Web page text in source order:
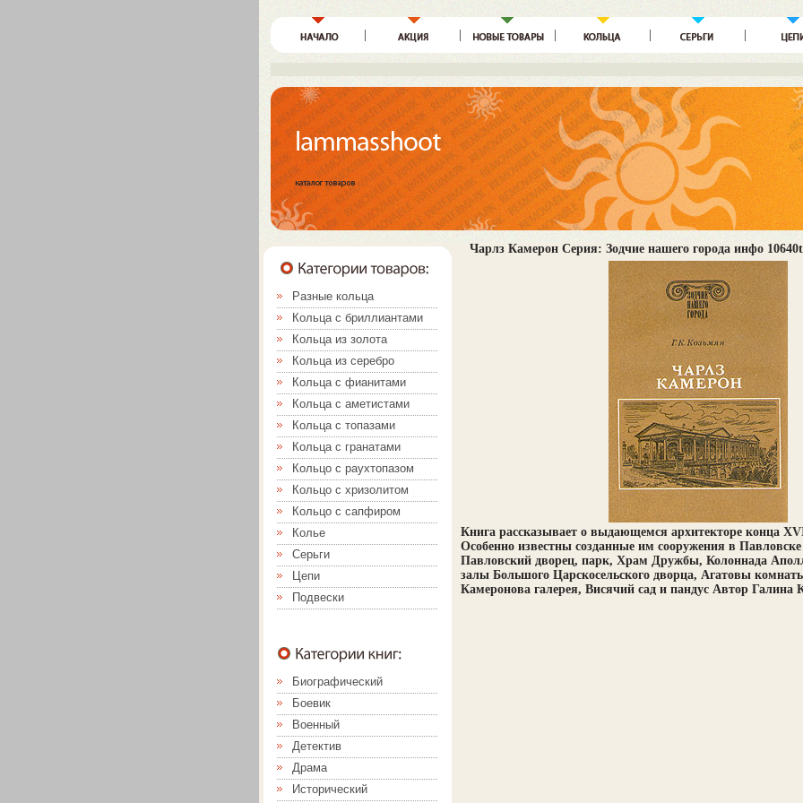
Разные кольца
Кольца с бриллиантами
Кольца из золота
Кольца из серебро
Кольца с фианитами
Кольца с аметистами
Кольца с топазами
Кольца с гранатами
Кольцо с раухтопазом
Кольцо с хризолитом
Кольцо с сапфиром
Колье
Серьги
Цепи
Подвески
Биографический
Боевик
Военный
Детектив
Драма
Исторический
Чарлз Камерон Серия: Зодчие нашего города инфо
Книга рассказывает о выдающемся архитекторе конца
Особенно известны созданные им сооружения в
Павловский дворец, парк, Храм Дружбы, Колоннада
залы Большого Царскосельского дворца, Агатовы
Камеронова галерея, Висячий сад и пандус Автор Галина